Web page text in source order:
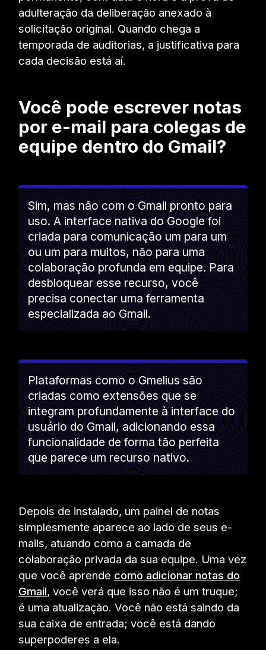
adulteração da deliberação anexado à
solicitação original. Quando chega a
temporada de auditorias, a justificativa para
cada decisão está aí.
Você pode escrever notas
por e-mail para colegas de
equipe dentro do Gmail?
Sim, mas não com o Gmail pronto para
uso. A interface nativa do Google foi
criada para comunicação um para um
ou um para muitos, não para uma
colaboração profunda em equipe. Para
desbloquear esse recurso, você
precisa conectar uma ferramenta
especializada ao Gmail.
Plataformas como o Gmelius são
criadas como extensões que se
integram profundamente à interface do
usuário do Gmail, adicionando essa
funcionalidade de forma tão perfeita
que parece um recurso nativo.
Depois de instalado, um painel de notas
simplesmente aparece ao lado de seus e-
mails, atuando como a camada de
colaboração privada da sua equipe. Uma vez
que você aprende como adicionar notas do
Gmail, você verá que isso não é um truque;
é uma atualização. Você não está saindo da
sua caixa de entrada; você está dando
superpoderes a ela.